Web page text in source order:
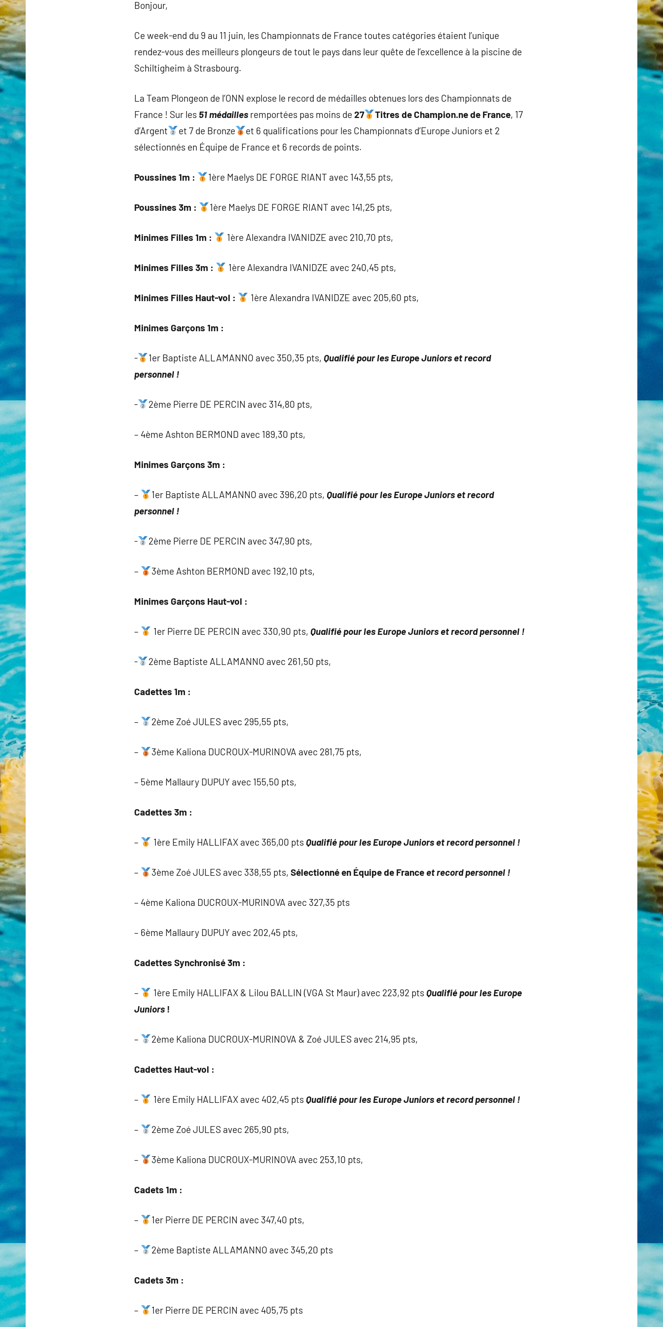
Bonjour,
Ce week-end du 9 au 11 juin, les Championnats de France toutes catégories étaient l’unique
rendez-vous des meilleurs plongeurs de tout le pays dans leur quête de l’excellence à la piscine de
Schiltigheim à Strasbourg.
La Team Plongeon de l’ONN explose le record de médailles obtenues lors des Championnats de
France ! Sur les 51 médailles remportées pas moins de 27 Titres de Champion.ne de France, 17
d’Argent
et 7 de Bronze
et 6 qualifications pour les Championnats d’Europe Juniors et 2
sélectionnés en Équipe de France et 6 records de points.
Poussines 1m : 1ère Maelys DE FORGE RIANT avec 143,55 pts,
Poussines 3m : 1ère Maelys DE FORGE RIANT avec 141,25 pts,
Minimes Filles 1m : 1ère Alexandra IVANIDZE avec 210,70 pts,
Minimes Filles 3m : 1ère Alexandra IVANIDZE avec 240,45 pts,
Minimes Filles Haut-vol : 1ère Alexandra IVANIDZE avec 205,60 pts,
Minimes Garçons 1m :
- 1er Baptiste ALLAMANNO avec 350,35 pts, Qualifié pour les EuropeJuniors et record
personnel !
- 2ème Pierre DE PERCIN avec 314,80 pts,
– 4ème Ashton BERMOND avec 189,30 pts,
Minimes Garçons 3m :
– 1er Baptiste ALLAMANNO avec 396,20 pts, Qualifié pour les EuropeJuniors et record
personnel !
- 2ème Pierre DE PERCIN avec 347,90 pts,
– 3ème Ashton BERMOND avec 192,10 pts,
Minimes Garçons Haut-vol :
– 1er Pierre DE PERCIN avec 330,90 pts, Qualifié pour les EuropeJuniors et record personnel !
- 2ème Baptiste ALLAMANNO avec 261,50 pts,
Cadettes 1m :
– 2ème Zoé JULES avec 295,55 pts,
– 3ème Kaliona DUCROUX-MURINOVA avec 281,75 pts,
– 5ème Mallaury DUPUY avec 155,50 pts,
Cadettes 3m :
– 1ère Emily HALLIFAX avec 365,00 ptsQualifié pour les EuropeJuniors et record personnel !
– 3ème Zoé JULES avec 338,55 pts, Sélectionné en Équipe de France et record personnel !
– 4ème Kaliona DUCROUX-MURINOVA avec 327,35 pts
– 6ème Mallaury DUPUY avec 202,45 pts,
Cadettes Synchronisé 3m :
– 1ère Emily HALLIFAX & Lilou BALLIN (VGA St Maur) avec 223,92 pts Qualifié pour les Europe
Juniors !
– 2ème Kaliona DUCROUX-MURINOVA & Zoé JULES avec 214,95 pts,
Cadettes Haut-vol :
– 1ère Emily HALLIFAX avec 402,45 pts Qualifié pour les EuropeJuniors et record personnel !
– 2ème Zoé JULES avec 265,90 pts,
– 3ème Kaliona DUCROUX-MURINOVA avec 253,10 pts,
Cadets 1m :
– 1er Pierre DE PERCIN avec 347,40 pts,
– 2ème Baptiste ALLAMANNO avec 345,20 pts
Cadets 3m :
– 1er Pierre DE PERCIN avec 405,75 pts